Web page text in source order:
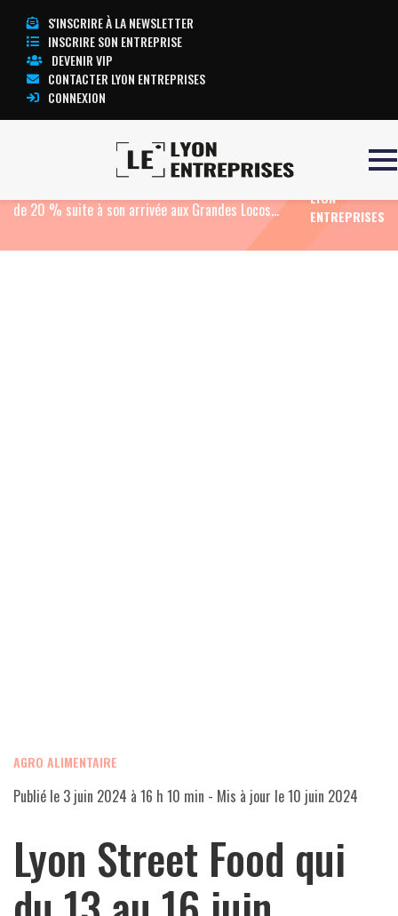
S'INSCRIRE À LA NEWSLETTER
INSCRIRE SON ENTREPRISE
DEVENIR VIP
CONTACTER LYON ENTREPRISES
CONNEXION
Lyon Street Food qui du 13 au 16
de 20 % suite à son arrivée aux Grandes Locos…
LYON
ENTREPRISES
AGRO ALIMENTAIRE
Publié le 3 juin 2024 à 16 h 10 min - Mis à jour le10 juin 2024
Lyon Street Food qui